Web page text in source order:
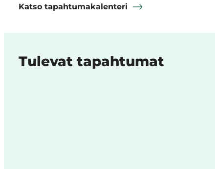
Katso tapahtumakalenteri
Tulevat tapahtumat